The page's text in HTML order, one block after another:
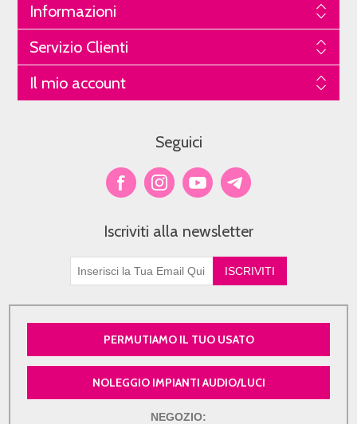
Informazioni
Servizio Clienti
Il mio account
Seguici
Iscriviti alla newsletter
PERMUTIAMO IL TUO USATO
NOLEGGIO IMPIANTI AUDIO/LUCI
NEGOZIO: